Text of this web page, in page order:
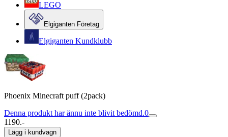
LEGO
Elgiganten Företag
Elgiganten Kundklubb
Phoenix Minecraft puff (2pack)
Denna produkt har ännu inte blivit bedömd.0
1190.-
Lägg i kundvagn